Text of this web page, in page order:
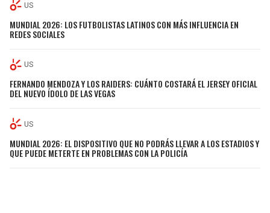
US
MUNDIAL 2026: LOS FUTBOLISTAS LATINOS CON MÁS INFLUENCIA EN
REDES SOCIALES
US
FERNANDO MENDOZA Y LOS RAIDERS: CUÁNTO COSTARÁ EL JERSEY OFICIAL
DEL NUEVO ÍDOLO DE LAS VEGAS
US
MUNDIAL 2026: EL DISPOSITIVO QUE NO PODRÁS LLEVAR A LOS ESTADIOS Y
QUE PUEDE METERTE EN PROBLEMAS CON LA POLICÍA